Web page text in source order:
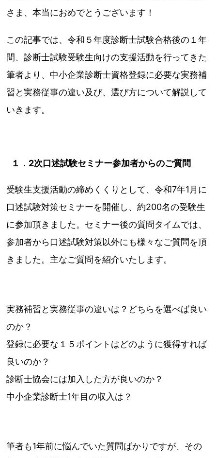
さま、本当におめでとうございます！
この記事では、令和５年度診断士試験合格後の１年
間、診断士試験受験生向けの支援活動を行ってきた
筆者より、中小企業診断士資格登録に必要な実務補
習と実務従事の違い及び、選び方について解説して
いきます。
１．2次口述試験セミナー参加者からのご質問
受験生支援活動の締めくくりとして、令和7年1月に
口述試験対策セミナーを開催し、約200名の受験生
に参加頂きました。セミナー後の質問タイムでは、
参加者から口述試験対策以外にも様々なご質問を頂
きました。主なご質問を紹介いたします。
実務補習と実務従事の違いは？どちらを選べば良い
のか？
登録に必要な１５ポイントはどのように獲得すれば
良いのか？
診断士協会には加入した方が良いのか？
中小企業診断士1年目の収入は？
筆者も1年前に悩んでいた質問ばかりですが、その